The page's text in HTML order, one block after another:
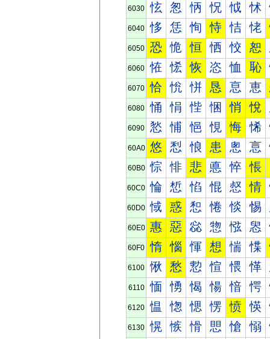
6030 怰 怱 怲 怳 怴 怵
6040 恀 恁 恂 恃 恄 恅
6050 恐 恑 恒 恓 恔 恕
6060 恠 恡 恢 恣 恤 恥
6070 恰 恱 恲 恳 恴 恵
6080 悀 悁 悂 悃 悄 悅
6090 悐 悑 悒 悓 悔 悕
60A0 悠 悡 悢 患 悤 悥
60B0 悰 悱 悲 悳 悴 悵
60C0 惀 惁 惂 惃 惄 情
60D0 惐 惑 惒 惓 惔 惕
60E0 惠 惡 惢 惣 惤 惥
60F0 惰 惱 惲 想 惴 惵
6100 愀 愁 愂 愃 愄 愅
6110 愐 愑 愒 愓 愔 愕
6120 愠 愡 愢 愣 愤 愥
6130 愰 愱 愲 愳 愴 愵